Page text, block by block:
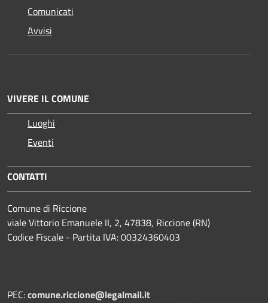
Comunicati
Avvisi
VIVERE IL COMUNE
Luoghi
Eventi
CONTATTI
Comune di Riccione
viale Vittorio Emanuele II, 2, 47838, Riccione (RN)
Codice Fiscale - Partita IVA: 00324360403
PEC:comune.riccione@legalmail.it